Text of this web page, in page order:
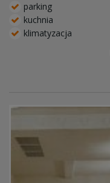
parking
kuchnia
klimatyzacja